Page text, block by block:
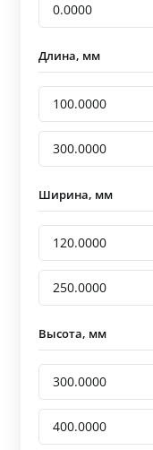
0.0000
Длина, мм
100.0000
300.0000
Ширина, мм
120.0000
250.0000
Высота, мм
300.0000
400.0000